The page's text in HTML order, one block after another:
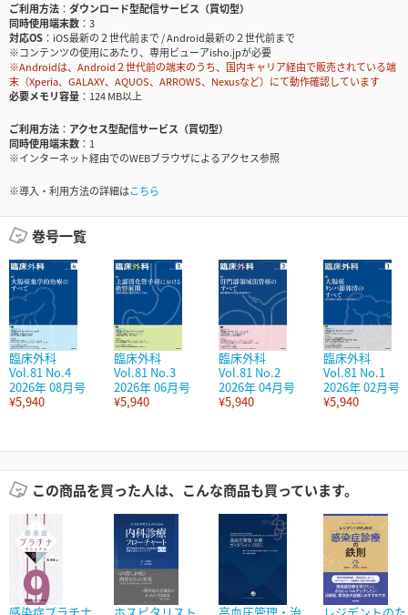
ご利用方法
ダウンロード型配信サービス（買切型）
同時使用端末数
3
対応OS
iOS最新の２世代前まで / Android最新の２世代前まで
※コンテンツの使用にあたり、専用ビューアisho.jpが必要
※Androidは、Android２世代前の端末のうち、国内キャリア経由で販売されている端
末（Xperia、GALAXY、AQUOS、ARROWS、Nexusなど）にて動作確認しています
必要メモリ容量
124 MB以上
ご利用方法
アクセス型配信サービス（買切型）
同時使用端末数
1
※インターネット経由でのWEBブラウザによるアクセス参照
※導入・利用方法の詳細はこちら
巻号一覧
臨床外科
Vol.81 No.4
2026年 08月号
¥5,940
臨床外科
Vol.81 No.3
2026年 06月号
¥5,940
臨床外科
Vol.81 No.2
2026年 04月号
¥5,940
臨床外科
Vol.81 No.1
2026年 02月号
¥5,940
この商品を買った人は、こんな商品も買っています。